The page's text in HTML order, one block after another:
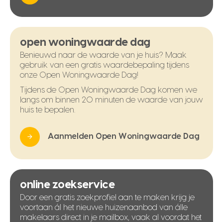
open woningwaarde dag
Benieuwd naar de waarde van je huis? Maak
gebruik van een gratis waardebepaling tijdens
onze Open Woningwaarde Dag!
Tijdens de Open Woningwaarde Dag komen we
langs om binnen 20 minuten de waarde van jouw
huis te bepalen.
Aanmelden Open Woningwaarde Dag
online zoekservice
Door een gratis zoekprofiel aan te maken krijg je
voortaan ál het nieuwe huizenaanbod van álle
makelaars direct in je mailbox, vaak al voordat het